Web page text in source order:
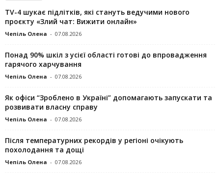
TV-4 шукає підлітків, які стануть ведучими нового
проєкту «Злий чат: Вижити онлайн»
Чепіль Олена - 07.08.2026
Понад 90% шкіл з усієї області готові до впровадження
гарячого харчування
Чепіль Олена - 07.08.2026
Як офіси “Зроблено в Україні” допомагають запускaти та
розвивати власну справу
Чепіль Олена - 07.08.2026
Після температурних рекордів у регіоні очікують
похолодання та дощі
Чепіль Олена - 07.08.2026